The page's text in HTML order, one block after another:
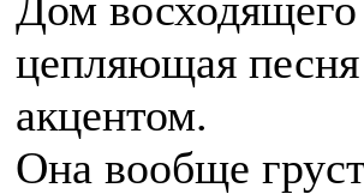
цепляющая
акцентом.
Она вообще